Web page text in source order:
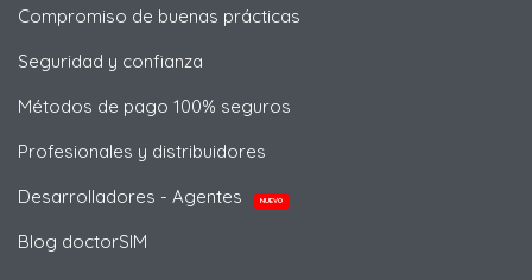
Compromiso de buenas prácticas
Seguridad y confianza
Métodos de pago 100% seguros
Profesionales y distribuidores
Desarrolladores - Agentes
NUEVO
Blog doctorSIM